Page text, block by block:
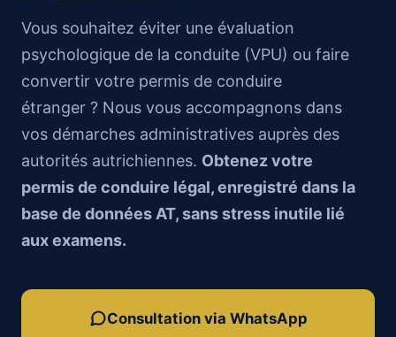
Vous souhaitez éviter une évaluation
psychologique de la conduite (VPU) ou faire
convertir votre permis de conduire
étranger ? Nous vous accompagnons dans
vos démarches administratives auprès des
autorités autrichiennes. Obtenez votre
permis de conduire légal, enregistré dans la
base de données AT, sans stress inutile lié
aux examens.
Consultation via WhatsApp